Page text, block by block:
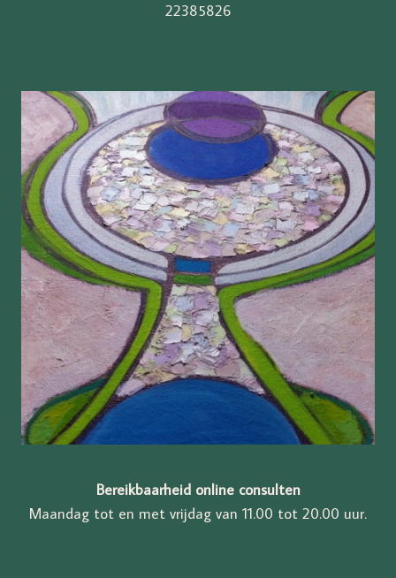
22385826
Bereikbaarheid online consulten
Maandag tot en met vrijdag van 11.00 tot 20.00 uur.